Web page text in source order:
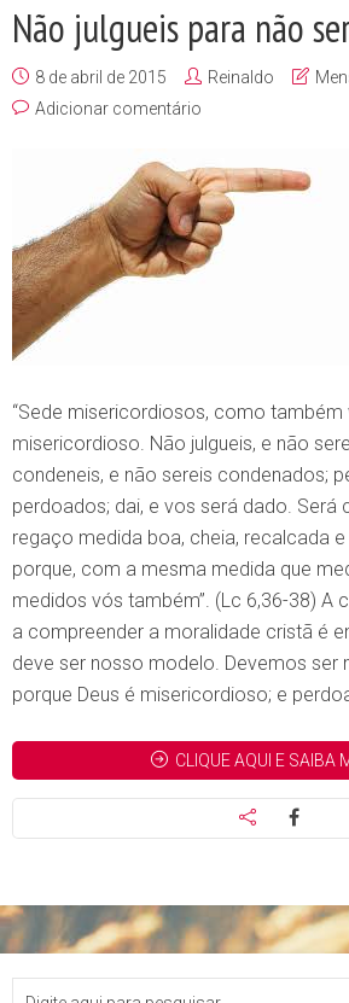
Não julgueis para não
8 de abril de 2015 Reinaldo
Adicionar comentário
“Sede misericordiosos, como também
misericordioso. Não julgueis, e não
condeneis, e não sereis condenados;
perdoados; dai, e vos será dado.
regaço medida boa, cheia, recalcada
porque, com a mesma medida que
medidos vós também”. (Lc 6,36-38) A
a compreender a moralidade cristã é
deve ser nosso modelo. Devemos ser
porque Deus é misericordioso; e
CLIQUE AQUI E SAIBA